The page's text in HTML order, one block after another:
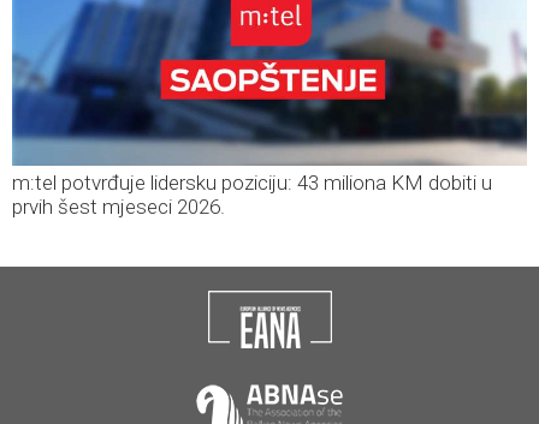
m:tel potvrđuje lidersku poziciju: 43 miliona KM dobiti u
prvih šest mjeseci 2026.